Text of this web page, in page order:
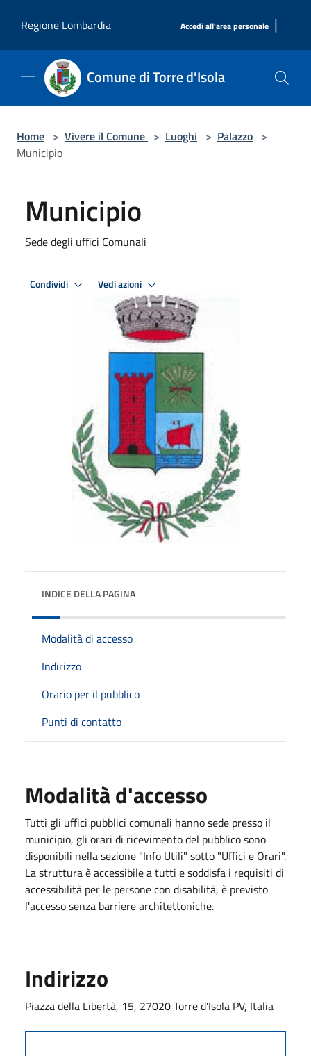
Regione Lombardia
Accedi all'area personale |
Comune di Torre d'Isola
Home > Vivere il Comune > Luoghi > Palazzo >
Municipio
Municipio
Sede degli uffici Comunali
Condividi Vedi azioni
INDICE DELLA PAGINA
Modalità di accesso
Indirizzo
Orario per il pubblico
Punti di contatto
Modalità d'accesso
Tutti gli uffici pubblici comunali hanno sede presso il
municipio, gli orari di ricevimento del pubblico sono
disponibili nella sezione "Info Utili" sotto "Uffici e Orari".
La struttura è accessibile a tutti e soddisfa i requisiti di
accessibilità per le persone con disabilità, è previsto
l'accesso senza barriere architettoniche.
Indirizzo
Piazza della Libertà, 15, 27020 Torre d'Isola PV, Italia